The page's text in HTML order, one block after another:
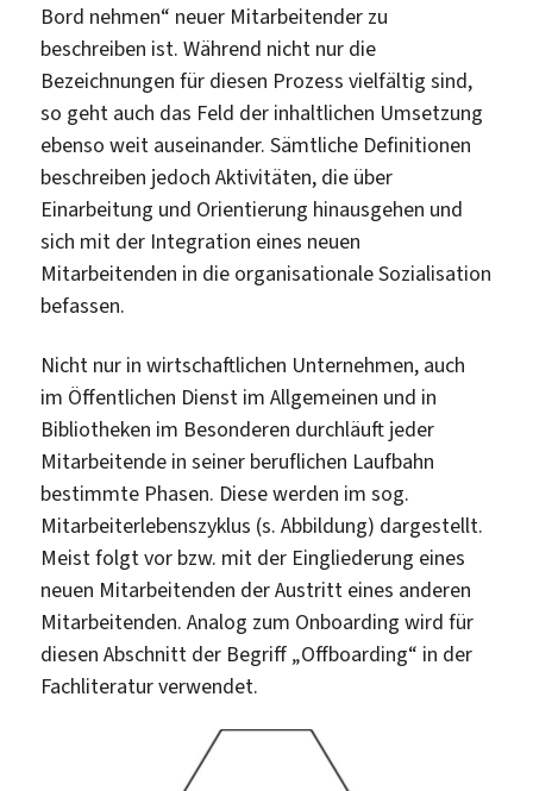
Bord nehmen“ neuer Mitarbeitender zu
beschreiben ist. Während nicht nur die
Bezeichnungen für diesen Prozess vielfältig sind,
so geht auch das Feld der inhaltlichen Umsetzung
ebenso weit auseinander. Sämtliche Definitionen
beschreiben jedoch Aktivitäten, die über
Einarbeitung und Orientierung hinausgehen und
sich mit der Integration eines neuen
Mitarbeitenden in die organisationale Sozialisation
befassen.
Nicht nur in wirtschaftlichen Unternehmen, auch
im Öffentlichen Dienst im Allgemeinen und in
Bibliotheken im Besonderen durchläuft jeder
Mitarbeitende in seiner beruflichen Laufbahn
bestimmte Phasen. Diese werden im sog.
Mitarbeiterlebenszyklus (s. Abbildung) dargestellt.
Meist folgt vor bzw. mit der Eingliederung eines
neuen Mitarbeitenden der Austritt eines anderen
Mitarbeitenden. Analog zum Onboarding wird für
diesen Abschnitt der Begriff „Offboarding“ in der
Fachliteratur verwendet.